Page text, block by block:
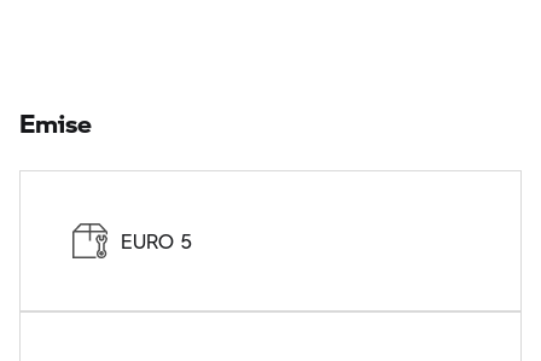
Emise
EURO 5